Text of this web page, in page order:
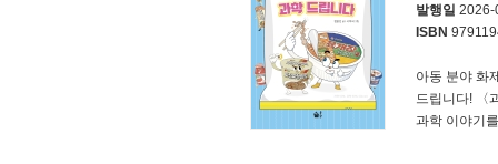
발행일
ISBN
아동 분야 화
드립니다! 〈
과학 이야기